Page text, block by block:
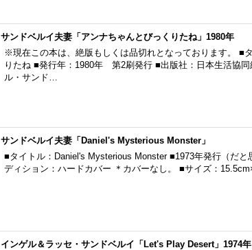
サンドベルイ夫妻「アンナちゃんとびっくりたね」1980年
※現在この本は、絶版もしくは品切れとなっております。 ■
りたね ■発行年：1980年 第2刷発行 ■出版社：日本生活協
ル・サンド…
サンドベルイ夫妻「Daniel's Mysterious Monster」
■タイトル：Daniel's Mysterious Monster ■1973年発行（だ
ディション：ハードカバー ＊カバーなし。 ■サイズ：
インゲル＆ラッセ・サンドベルイ「Let's Play Desert」1974年